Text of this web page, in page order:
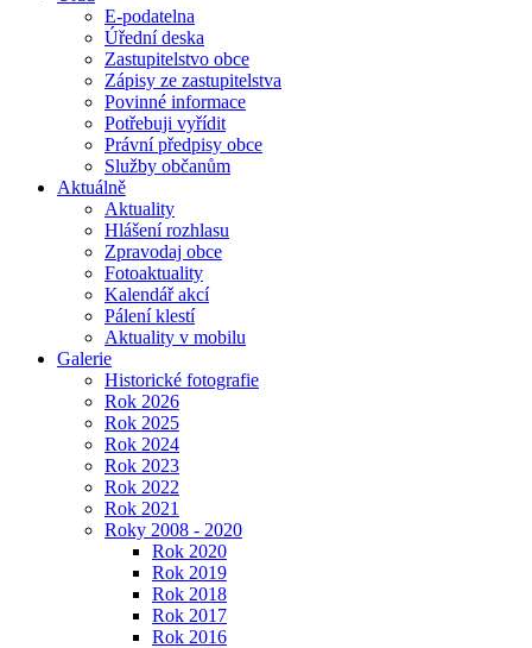
E-podatelna
Úřední deska
Zastupitelstvo obce
Zápisy ze zastupitelstva
Povinné informace
Potřebuji vyřídit
Právní předpisy obce
Služby občanům
Aktuálně
Aktuality
Hlášení rozhlasu
Zpravodaj obce
Fotoaktuality
Kalendář akcí
Pálení klestí
Aktuality v mobilu
Galerie
Historické fotografie
Rok 2026
Rok 2025
Rok 2024
Rok 2023
Rok 2022
Rok 2021
Roky 2008 - 2020
Rok 2020
Rok 2019
Rok 2018
Rok 2017
Rok 2016